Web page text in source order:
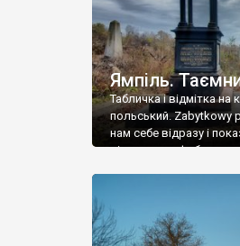
Ямпіль.
Табличка і відмітка
польський. Zabytkowy
нам себе відразу і
віднести до
виявилося більше
абсолютну
оманливим – […]